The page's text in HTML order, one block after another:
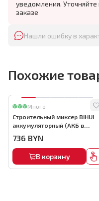
уведомления.
заказе
Нашли ошибку в
Похожие
Много
Строительный миксер BIHUI
аккумуляторный (АКБ в
736 BYN
В корзину